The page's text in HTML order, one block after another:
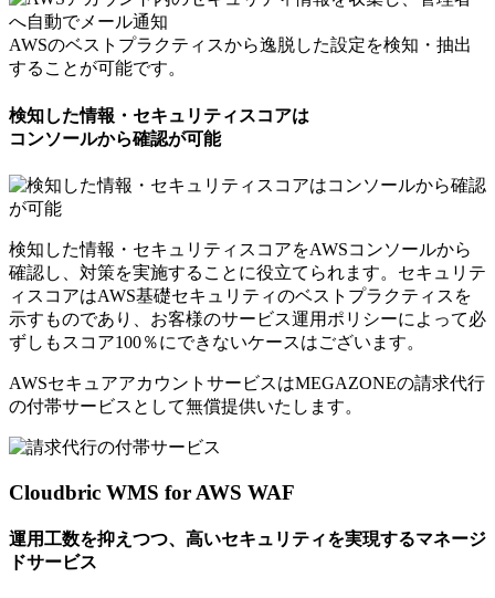
AWSのベストプラクティスから逸脱した設定を検知・抽出
することが可能です。
検知した情報・セキュリティスコアは
コンソールから確認が可能
検知した情報・セキュリティスコアをAWSコンソールから
確認し、対策を実施することに役立てられます。セキュリテ
ィスコアはAWS基礎セキュリティのベストプラクティスを
示すものであり、お客様のサービス運用ポリシーによって必
ずしもスコア100％にできないケースはございます。
AWSセキュアアカウントサービスはMEGAZONEの請求代行
の付帯サービスとして無償提供いたします。
Cloudbric WMS for AWS WAF
運用工数を抑えつつ、高いセキュリティを実現するマネージ
ドサービス